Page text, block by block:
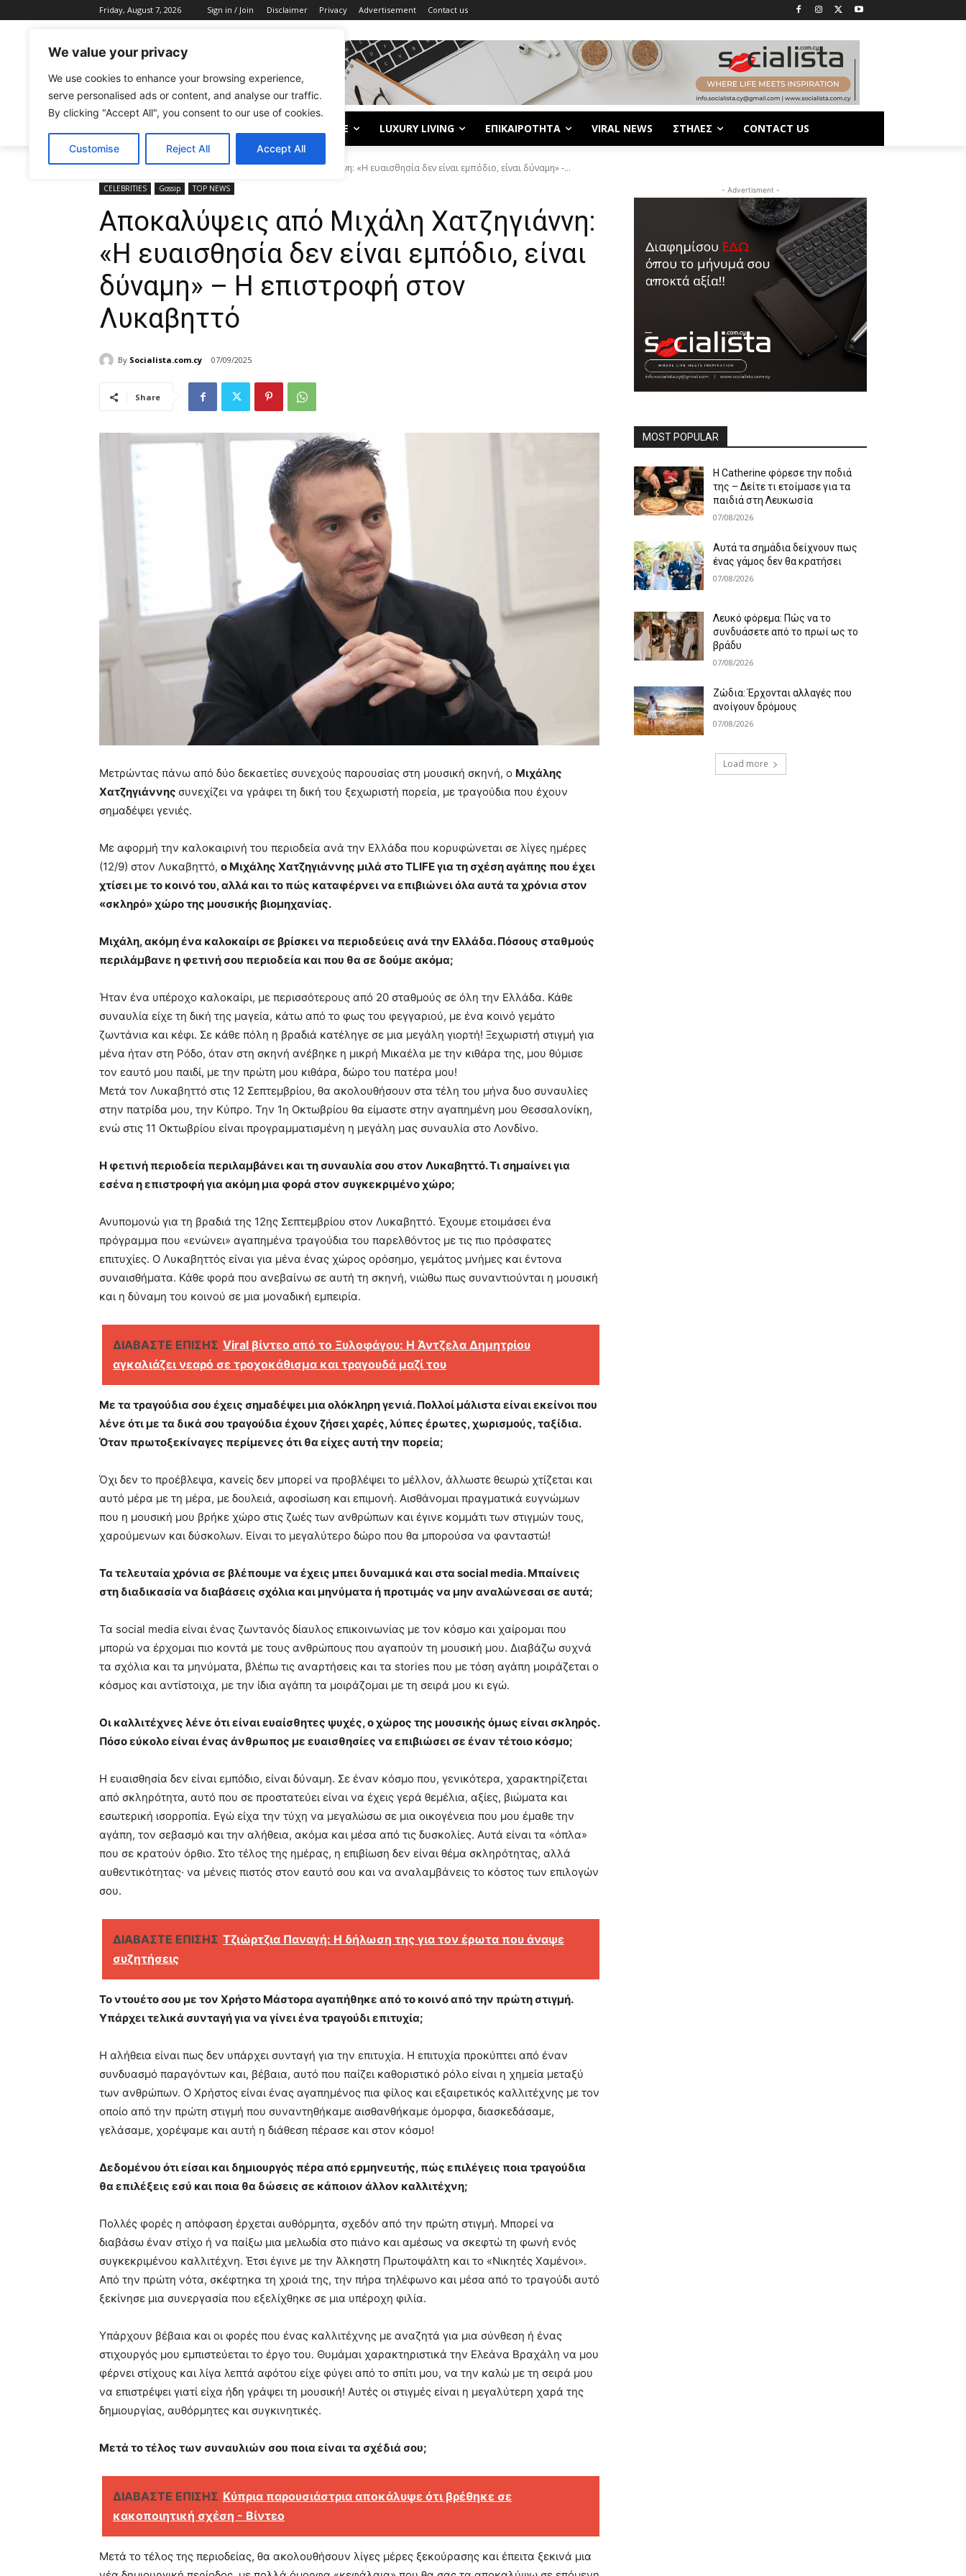
We value your privacy
We use cookies to enhance your browsing experience,
serve personalised ads or content, and analyse our traffic.
By clicking "Accept All", you consent to our use of cookies.
Customise Reject All Accept All
Friday, August 7, 2026 Sign in / Join Disclaimer Privacy Advertisement Contact us
LIFE LUXURY LIVING ΕΠΙΚΑΙΡΟΤΗΤΑ VIRAL NEWS ΣΤΗΛΕΣ CONTACT US
Home CELEBRITIES Αποκαλύψεις από Μιχάλη Χατζηγιάννη: «Η ευαισθησία δεν είναι εμπόδιο, είναι δύναμη» -...
CELEBRITIES Gossip TOP NEWS
Αποκαλύψεις από Μιχάλη Χατζηγιάννη:
«Η ευαισθησία δεν είναι εμπόδιο, είναι
δύναμη» – Η επιστροφή στον
Λυκαβηττό
By Socialista.com.cy 07/09/2025
Share
Μετρώντας πάνω από δύο δεκαετίες συνεχούς παρουσίας στη μουσική σκηνή, ο Μιχάλης
Χατζηγιάννης συνεχίζει να γράφει τη δική του ξεχωριστή πορεία, με τραγούδια που έχουν
σημαδέψει γενιές.
Με αφορμή την καλοκαιρινή του περιοδεία ανά την Ελλάδα που κορυφώνεται σε λίγες ημέρες
(12/9) στον Λυκαβηττό, ο Μιχάλης Χατζηγιάννης μιλά στο TLIFE για τη σχέση αγάπης που έχει
χτίσει με το κοινό του, αλλά και το πώς καταφέρνει να επιβιώνει όλα αυτά τα χρόνια στον
«σκληρό» χώρο της μουσικής βιομηχανίας.
Μιχάλη, ακόμη ένα καλοκαίρι σε βρίσκει να περιοδεύεις ανά την Ελλάδα. Πόσους σταθμούς
περιλάμβανε η φετινή σου περιοδεία και που θα σε δούμε ακόμα;
Ήταν ένα υπέροχο καλοκαίρι, με περισσότερους από 20 σταθμούς σε όλη την Ελλάδα. Κάθε
συναυλία είχε τη δική της μαγεία, κάτω από το φως του φεγγαριού, με ένα κοινό γεμάτο
ζωντάνια και κέφι. Σε κάθε πόλη η βραδιά κατέληγε σε μια μεγάλη γιορτή! Ξεχωριστή στιγμή για
μένα ήταν στη Ρόδο, όταν στη σκηνή ανέβηκε η μικρή Μικαέλα με την κιθάρα της, μου θύμισε
τον εαυτό μου παιδί, με την πρώτη μου κιθάρα, δώρο του πατέρα μου!
Μετά τον Λυκαβηττό στις 12 Σεπτεμβρίου, θα ακολουθήσουν στα τέλη του μήνα δυο συναυλίες
στην πατρίδα μου, την Κύπρο. Την 1η Οκτωβρίου θα είμαστε στην αγαπημένη μου Θεσσαλονίκη,
ενώ στις 11 Οκτωβρίου είναι προγραμματισμένη η μεγάλη μας συναυλία στο Λονδίνο.
Η φετινή περιοδεία περιλαμβάνει και τη συναυλία σου στον Λυκαβηττό. Τι σημαίνει για
εσένα η επιστροφή για ακόμη μια φορά στον συγκεκριμένο χώρο;
Ανυπομονώ για τη βραδιά της 12ης Σεπτεμβρίου στον Λυκαβηττό. Έχουμε ετοιμάσει ένα
πρόγραμμα που «ενώνει» αγαπημένα τραγούδια του παρελθόντος με τις πιο πρόσφατες
επιτυχίες. Ο Λυκαβηττός είναι για μένα ένας χώρος ορόσημο, γεμάτος μνήμες και έντονα
συναισθήματα. Κάθε φορά που ανεβαίνω σε αυτή τη σκηνή, νιώθω πως συναντιούνται η μουσική
και η δύναμη του κοινού σε μια μοναδική εμπειρία.
ΔΙΑΒΑΣΤΕ ΕΠΙΣΗΣ Viral βίντεο από το Ξυλοφάγου: Η Άντζελα Δημητρίου
αγκαλιάζει νεαρό σε τροχοκάθισμα και τραγουδά μαζί του
Με τα τραγούδια σου έχεις σημαδέψει μια ολόκληρη γενιά. Πολλοί μάλιστα είναι εκείνοι που
λένε ότι με τα δικά σου τραγούδια έχουν ζήσει χαρές, λύπες έρωτες, χωρισμούς, ταξίδια.
Όταν πρωτοξεκίναγες περίμενες ότι θα είχες αυτή την πορεία;
Όχι δεν το προέβλεψα, κανείς δεν μπορεί να προβλέψει το μέλλον, άλλωστε θεωρώ χτίζεται και
αυτό μέρα με τη μέρα, με δουλειά, αφοσίωση και επιμονή. Αισθάνομαι πραγματικά ευγνώμων
που η μουσική μου βρήκε χώρο στις ζωές των ανθρώπων και έγινε κομμάτι των στιγμών τους,
χαρούμενων και δύσκολων. Είναι το μεγαλύτερο δώρο που θα μπορούσα να φανταστώ!
Τα τελευταία χρόνια σε βλέπουμε να έχεις μπει δυναμικά και στα social media. Μπαίνεις
στη διαδικασία να διαβάσεις σχόλια και μηνύματα ή προτιμάς να μην αναλώνεσαι σε αυτά;
Τα social media είναι ένας ζωντανός δίαυλος επικοινωνίας με τον κόσμο και χαίρομαι που
μπορώ να έρχομαι πιο κοντά με τους ανθρώπους που αγαπούν τη μουσική μου. Διαβάζω συχνά
τα σχόλια και τα μηνύματα, βλέπω τις αναρτήσεις και τα stories που με τόση αγάπη μοιράζεται ο
κόσμος και αντίστοιχα, με την ίδια αγάπη τα μοιράζομαι με τη σειρά μου κι εγώ.
Οι καλλιτέχνες λένε ότι είναι ευαίσθητες ψυχές, ο χώρος της μουσικής όμως είναι σκληρός.
Πόσο εύκολο είναι ένας άνθρωπος με ευαισθησίες να επιβιώσει σε έναν τέτοιο κόσμο;
Η ευαισθησία δεν είναι εμπόδιο, είναι δύναμη. Σε έναν κόσμο που, γενικότερα, χαρακτηρίζεται
από σκληρότητα, αυτό που σε προστατεύει είναι να έχεις γερά θεμέλια, αξίες, βιώματα και
εσωτερική ισορροπία. Εγώ είχα την τύχη να μεγαλώσω σε μια οικογένεια που μου έμαθε την
αγάπη, τον σεβασμό και την αλήθεια, ακόμα και μέσα από τις δυσκολίες. Αυτά είναι τα «όπλα»
που σε κρατούν όρθιο. Στο τέλος της ημέρας, η επιβίωση δεν είναι θέμα σκληρότητας, αλλά
αυθεντικότητας· να μένεις πιστός στον εαυτό σου και να αναλαμβάνεις το κόστος των επιλογών
σου.
ΔΙΑΒΑΣΤΕ ΕΠΙΣΗΣ Τζιώρτζια Παναγή: Η δήλωση της για τον έρωτα που άναψε
συζητήσεις
Το ντουέτο σου με τον Χρήστο Μάστορα αγαπήθηκε από το κοινό από την πρώτη στιγμή.
Υπάρχει τελικά συνταγή για να γίνει ένα τραγούδι επιτυχία;
Η αλήθεια είναι πως δεν υπάρχει συνταγή για την επιτυχία. Η επιτυχία προκύπτει από έναν
συνδυασμό παραγόντων και, βέβαια, αυτό που παίζει καθοριστικό ρόλο είναι η χημεία μεταξύ
των ανθρώπων. Ο Χρήστος είναι ένας αγαπημένος πια φίλος και εξαιρετικός καλλιτέχνης με τον
οποίο από την πρώτη στιγμή που συναντηθήκαμε αισθανθήκαμε όμορφα, διασκεδάσαμε,
γελάσαμε, χορέψαμε και αυτή η διάθεση πέρασε και στον κόσμο!
Δεδομένου ότι είσαι και δημιουργός πέρα από ερμηνευτής, πώς επιλέγεις ποια τραγούδια
θα επιλέξεις εσύ και ποια θα δώσεις σε κάποιον άλλον καλλιτέχνη;
Πολλές φορές η απόφαση έρχεται αυθόρμητα, σχεδόν από την πρώτη στιγμή. Μπορεί να
διαβάσω έναν στίχο ή να παίξω μια μελωδία στο πιάνο και αμέσως να σκεφτώ τη φωνή ενός
συγκεκριμένου καλλιτέχνη. Έτσι έγινε με την Άλκηστη Πρωτοψάλτη και το «Νικητές Χαμένοι».
Από την πρώτη νότα, σκέφτηκα τη χροιά της, την πήρα τηλέφωνο και μέσα από το τραγούδι αυτό
ξεκίνησε μια συνεργασία που εξελίχθηκε σε μια υπέροχη φιλία.
Υπάρχουν βέβαια και οι φορές που ένας καλλιτέχνης με αναζητά για μια σύνθεση ή ένας
στιχουργός μου εμπιστεύεται το έργο του. Θυμάμαι χαρακτηριστικά την Ελεάνα Βραχάλη να μου
φέρνει στίχους και λίγα λεπτά αφότου είχε φύγει από το σπίτι μου, να την καλώ με τη σειρά μου
να επιστρέψει γιατί είχα ήδη γράψει τη μουσική! Αυτές οι στιγμές είναι η μεγαλύτερη χαρά της
δημιουργίας, αυθόρμητες και συγκινητικές.
Μετά το τέλος των συναυλιών σου ποια είναι τα σχέδιά σου;
ΔΙΑΒΑΣΤΕ ΕΠΙΣΗΣ Κύπρια παρουσιάστρια αποκάλυψε ότι βρέθηκε σε
κακοποιητική σχέση - Βίντεο
Μετά το τέλος της περιοδείας, θα ακολουθήσουν λίγες μέρες ξεκούρασης και έπειτα ξεκινά μια
- Advertisment -
MOST POPULAR
Η Catherine φόρεσε την ποδιά
της – Δείτε τι ετοίμασε για τα
παιδιά στη Λευκωσία
07/08/2026
Αυτά τα σημάδια δείχνουν πως
ένας γάμος δεν θα κρατήσει
07/08/2026
Λευκό φόρεμα: Πώς να το
συνδυάσετε από το πρωί ως το
βράδυ
07/08/2026
Ζώδια: Έρχονται αλλαγές που
ανοίγουν δρόμους
07/08/2026
Load more